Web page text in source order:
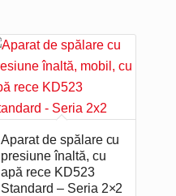
Aparat de spălare cu
presiune înaltă, cu
apă rece KD523
Standard – Seria 2×2